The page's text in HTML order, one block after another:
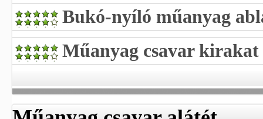
Bukó-nyíló műanyag
Műanyag csavar